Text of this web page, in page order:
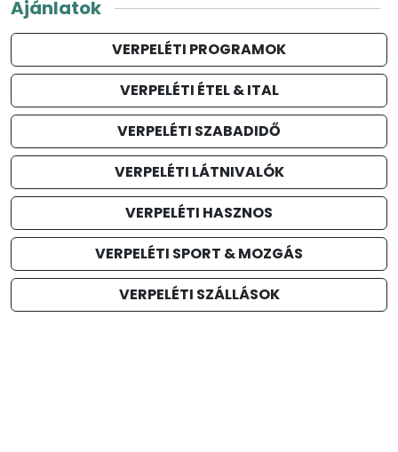
Ajánlatok
VERPELÉTI PROGRAMOK
VERPELÉTI ÉTEL & ITAL
VERPELÉTI SZABADIDŐ
VERPELÉTI LÁTNIVALÓK
VERPELÉTI HASZNOS
VERPELÉTI SPORT & MOZGÁS
VERPELÉTI SZÁLLÁSOK